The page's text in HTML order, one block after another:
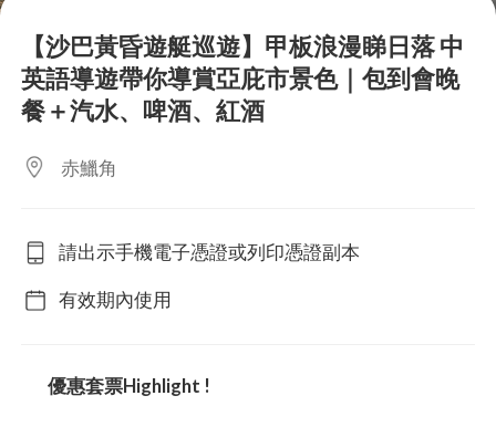
【沙巴黃昏遊艇巡遊】甲板浪漫睇日落 中
英語導遊帶你導賞亞庇市景色｜包到會晚
餐＋汽水、啤酒、紅酒
赤鱲角
請出示手機電子憑證或列印憑證副本
有效期內使用
優惠套票Highlight !